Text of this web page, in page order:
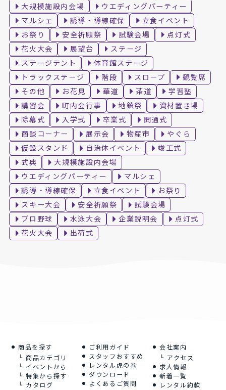
大規模施設内会場
ウエディングパーティー
マルシェ
誘導・導線確保
立食イベント
お祭り
安全祈願祭 試験会場
点灯式
花火大会
展望台
ステージ
ステージテント
体育館ステージ
トラックステージ
階段 スロープ
観覧席
その他
お花見 華道 茶道
学習塾
講習会
町内会行事 地鎮祭
資材置き場
除幕式
入学式 卒業式
開通式
商談コーナー
展示会 物産市
やぐら
仮設スタンド
自治体イベント
竣工式
式典
大規模施設内会場
ウエディングパーティー
マルシェ
誘導・導線確保
立食イベント
お祭り
スキー大会
安全祈願祭
試験会場
プロ野球
水泳大会 企業説明会
点灯式
花火大会
出荷式
商品を探す
商品カテゴリ
イベントから
特集から探す
カタログ
ご利用ガイド
スタッフおすすめ
レンタル虎の巻
ダウンロード
よくあるご質問
会社案内
アクセス
求人情報
新着一覧
レンタル約款